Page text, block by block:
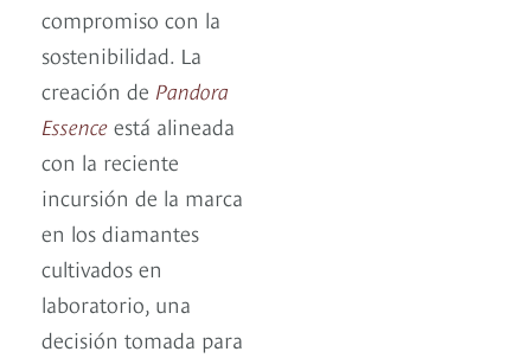
compromiso con la
sostenibilidad. La
creación de Pandora
Essence está alineada
con la reciente
incursión de la marca
en los diamantes
cultivados en
laboratorio, una
decisión tomada para